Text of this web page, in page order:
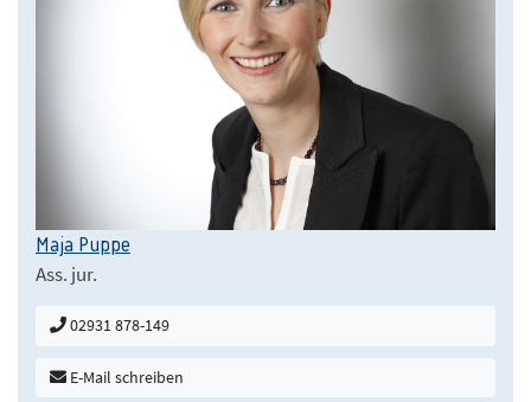
Maja Puppe
Ass. jur.
02931 878-149
E-Mail schreiben